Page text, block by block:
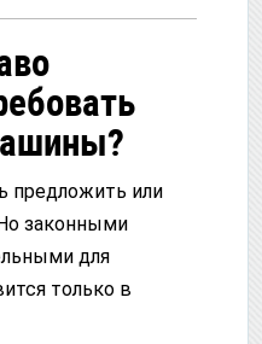
предложить или
законными
для
только в